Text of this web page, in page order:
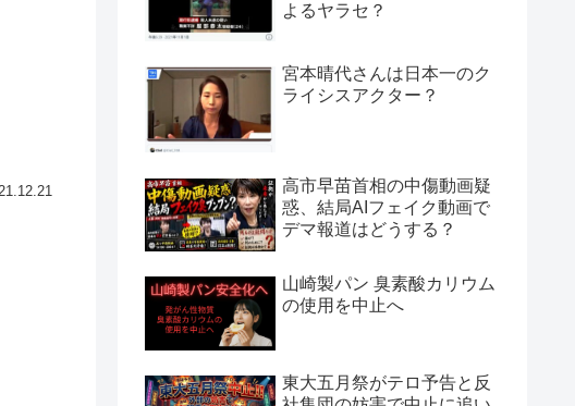
よるヤラセ？
宮本晴代さんは日本一のク
ライシスアクター？
高市早苗首相の中傷動画疑
惑、結局AIフェイク動画で
デマ報道はどうする？
山崎製パン 臭素酸カリウム
の使用を中止へ
東大五月祭がテロ予告と反